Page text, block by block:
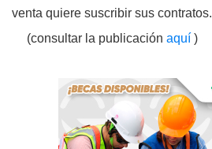
venta quiere suscribir sus contratos.
(consultar la publicaciónaquí )